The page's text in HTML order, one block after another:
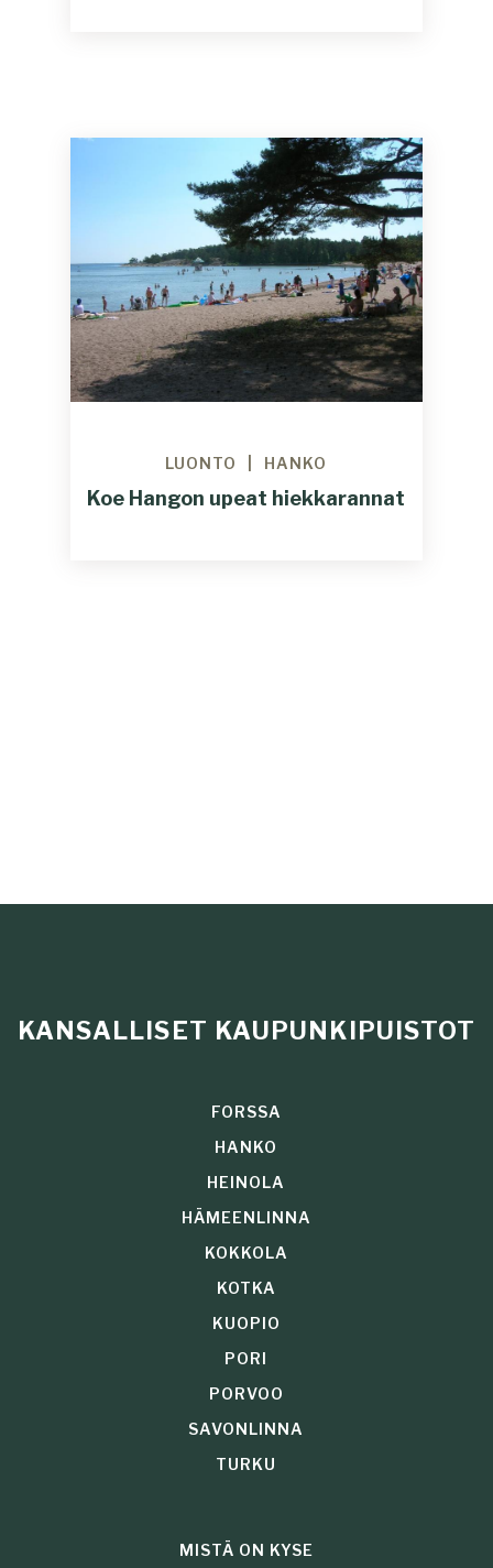
LUONTO HANKO
Koe Hangon upeat hiekkarannat
KANSALLISET KAUPUNKIPUISTOT
FORSSA
HANKO
HEINOLA
HÄMEENLINNA
KOKKOLA
KOTKA
KUOPIO
PORI
PORVOO
SAVONLINNA
TURKU
MISTÄ ON KYSE